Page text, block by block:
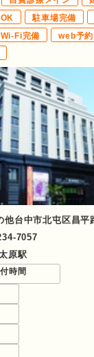
駐車場完備
Wi-Fi完備
web予約
他台中市北屯区昌平
7057
原駅
時間